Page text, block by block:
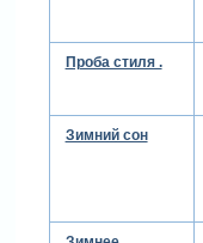
Проба стиля .
Зимний сон